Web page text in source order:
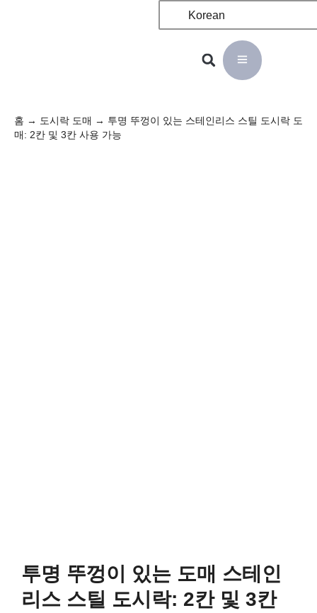
Korean
홈 → 도시락 도매 → 투명 뚜껑이 있는 스테인리스 스틸 도시락 도
매: 2칸 및 3칸 사용 가능
투명 뚜껑이 있는 도매 스테인
리스 스틸 도시락: 2칸 및 3칸